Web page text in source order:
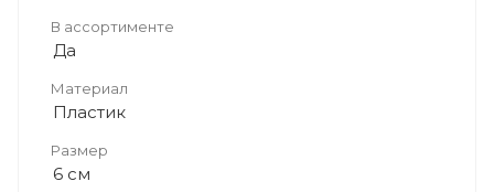
В ассортименте
Да
Материал
Пластик
Размер
6 см